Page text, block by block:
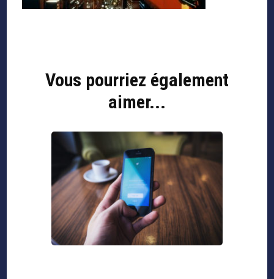
Vous pourriez également
aimer...